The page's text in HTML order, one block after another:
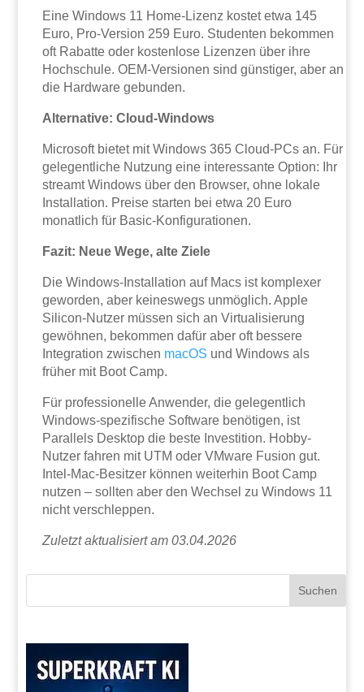
Eine Windows 11 Home-Lizenz kostet etwa 145
Euro, Pro-Version 259 Euro. Studenten bekommen
oft Rabatte oder kostenlose Lizenzen über ihre
Hochschule. OEM-Versionen sind günstiger, aber an
die Hardware gebunden.
Alternative: Cloud-Windows
Microsoft bietet mit Windows 365 Cloud-PCs an. Für
gelegentliche Nutzung eine interessante Option: Ihr
streamt Windows über den Browser, ohne lokale
Installation. Preise starten bei etwa 20 Euro
monatlich für Basic-Konfigurationen.
Fazit: Neue Wege, alte Ziele
Die Windows-Installation auf Macs ist komplexer
geworden, aber keineswegs unmöglich. Apple
Silicon-Nutzer müssen sich an Virtualisierung
gewöhnen, bekommen dafür aber oft bessere
Integration zwischen macOS und Windows als
früher mit Boot Camp.
Für professionelle Anwender, die gelegentlich
Windows-spezifische Software benötigen, ist
Parallels Desktop die beste Investition. Hobby-
Nutzer fahren mit UTM oder VMware Fusion gut.
Intel-Mac-Besitzer können weiterhin Boot Camp
nutzen – sollten aber den Wechsel zu Windows 11
nicht verschleppen.
Zuletzt aktualisiert am 03.04.2026